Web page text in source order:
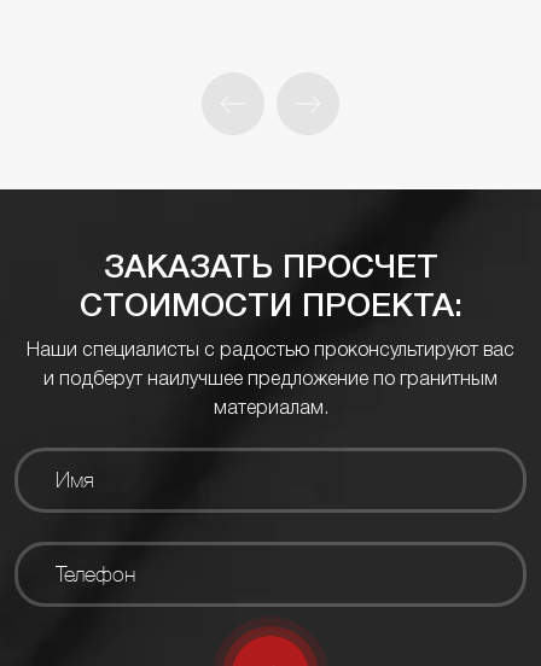
ЗАКАЗАТЬ ПРОСЧЕТ
СТОИМОСТИ ПРОЕКТА:
Наши специалисты с радостью проконсультируют вас
и подберут наилучшее предложение по гранитным
материалам.